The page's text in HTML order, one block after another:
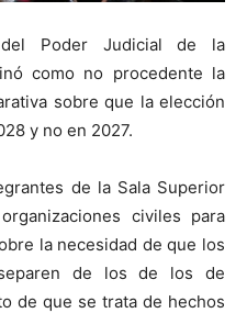
Poder Judicial de la
como no procedente la
sobre que la elección
y no en 2027.
de la Sala Superior
civiles para
la necesidad de que los
de los de los de
de que se trata de hechos